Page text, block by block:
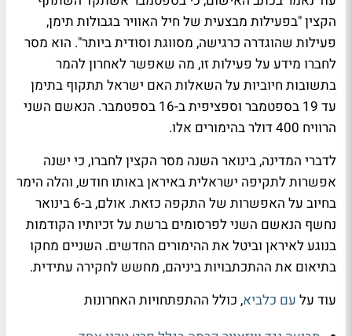
הקצין "בפעילות מבצעית של חיל האוויר בגבולות תימן,
פעילות שהוגדרה כרגישה, מסווגת וסודית ביותר". הוא מסר
לחברו מידע על פעילות זו, מה שאפשר לאחרון להמר
בתשובות חיוביות על השאלות האם ישראל תתקוף בתימן
עד 19 בספטמבר וספציפית ב-16 בספטמבר. הנאשם השני
הרוויח 400 דולר בהימורים אלו.
לדברי המדינה, בינואר השנה מסר הקצין לחברו, כי ישנה
אפשרות לתקיפה ישראלית באיראן באותו חודש, והלה הימר
בחיוב על האפשרות של התקפה כזאת. אולם, ב-6 בינואר
נחשף הנאשם השני לפרסומים ברשת על זכיותיו הקודמות
בנוגע לאיראן וביטל את ההימורים החדשים. השניים מחקו
בתיאום את ההתכתבויות ביניהם, מחשש לחקירה עתידית.
עוד על עם כלביא, כולל ההתפתחויות האחרונות